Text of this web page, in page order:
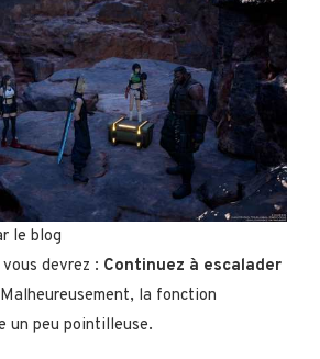
le blog
devrez : Continuez à escalader
la fonction
un peu pointilleuse.